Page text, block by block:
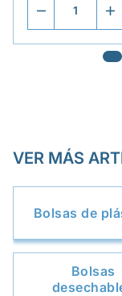
VER MÁS
Bolsas de
Bolsas